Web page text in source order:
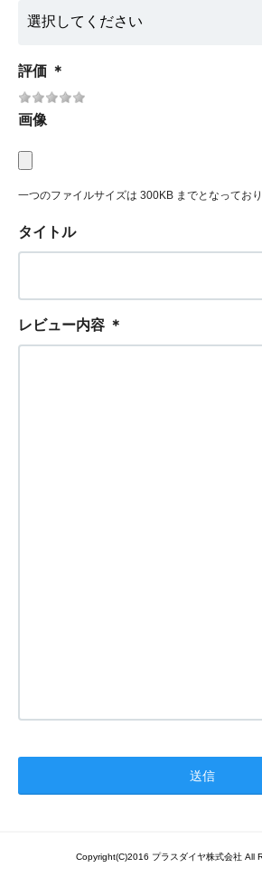
評価 ＊
画像
一つのファイルサイズは 300KB までとなっており
タイトル
レビュー内容 ＊
Copyright(C)2016 プラスダイヤ株式会社 All